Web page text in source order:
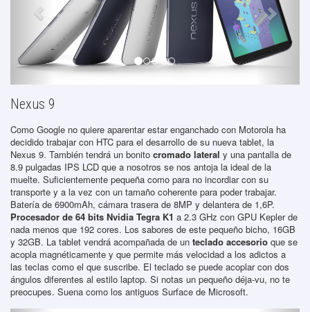
Nexus 9
Como Google no quiere aparentar estar enganchado con Motorola ha
decidido trabajar con HTC para el desarrollo de su nueva tablet, la
Nexus 9. También tendrá un bonito cromado lateral y una pantalla de
8.9 pulgadas IPS LCD que a nosotros se nos antoja la ideal de la
muelte. Suficientemente pequeña como para no incordiar con su
transporte y a la vez con un tamaño coherente para poder trabajar.
Batería de 6900mAh, cámara trasera de 8MP y delantera de 1,6P.
Procesador de 64 bits Nvidia Tegra K1 a 2.3 GHz con GPU Kepler de
nada menos que 192 cores. Los sabores de este pequeño bicho, 16GB
y 32GB. La tablet vendrá acompañada de un teclado accesorio que se
acopla magnéticamente y que permite más velocidad a los adictos a
las teclas como el que suscribe. El teclado se puede acoplar con dos
ángulos diferentes al estilo laptop. Si notas un pequeño déja-vu, no te
preocupes. Suena como los antiguos Surface de Microsoft.